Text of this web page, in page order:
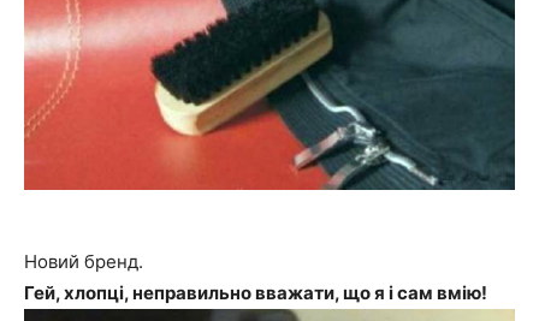
Новий бренд.
Гей, хлопці, неправильно вважати, що я і сам вмію!